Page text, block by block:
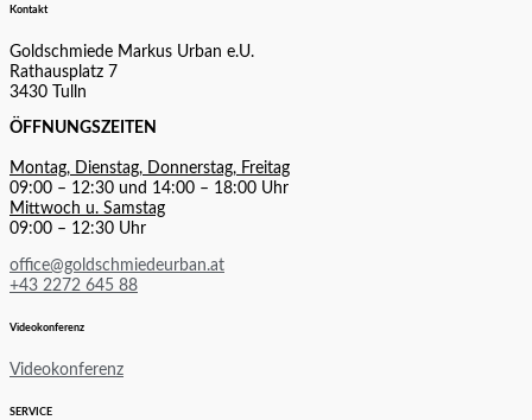
Kontakt
Goldschmiede Markus Urban e.U.
Rathausplatz 7
3430 Tulln
ÖFFNUNGSZEITEN
Montag, Dienstag, Donnerstag, Freitag
09:00 – 12:30 und 14:00 – 18:00 Uhr
Mittwoch u. Samstag
09:00 – 12:30 Uhr
office@goldschmiedeurban.at
+43 2272 645 88
Videokonferenz
Videokonferenz
SERVICE